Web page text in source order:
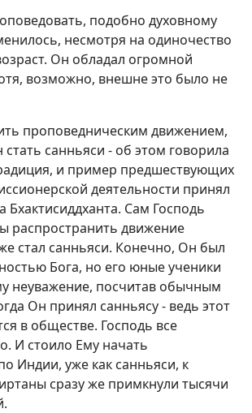
подобно духовному
несмотря на одиночество
Он обладал огромной
возможно, внешне это было не
проповедническим движением,
санньяси - об этом говорила
и пример предшествующих
деятельности принял
Бхактисиддханта. Сам Господь
распространить движение
стал санньяси. Конечно, Он был
Бога, но его юные ученики
неуважение, посчитав обычным
Он принял санньясу - ведь этот
в обществе. Господь все
И стоило Ему начать
Индии, уже как санньяси, к
сразу же примкнули тысячи